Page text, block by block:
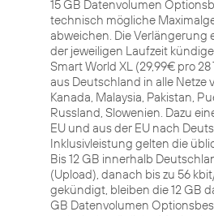
15 GB Datenvolumen
technisch mögliche
abweichen. Die
der jeweiligen Laufzeit
Smart World XL (29,99€ pro
aus Deutschland in alle Netze
Kanada, Malaysia, Pakistan,
Russland, Slowenien. Dazu
EU und aus der EU nach
Inklusivleistung gelten die
Bis 12 GB innerhalb
(Upload), danach bis zu 56
gekündigt, bleiben die 12 GB
GB Datenvolumen